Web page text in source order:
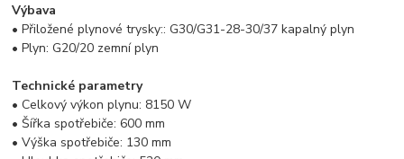
Výbava
• Přiložené plynové trysky:: G30/G31-28-30/37 kapalný plyn
• Plyn: G20/20 zemní plyn
Technické parametry
• Celkový výkon plynu: 8150 W
• Šířka spotřebiče: 600 mm
• Výška spotřebiče: 130 mm